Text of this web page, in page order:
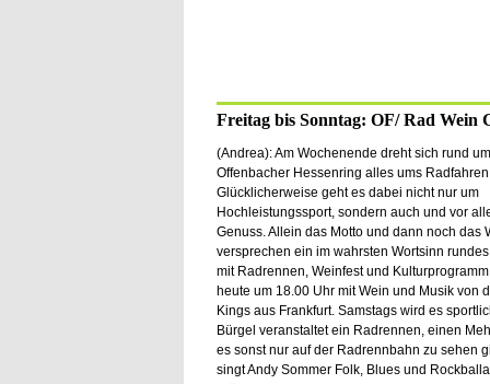
Freitag bis Sonntag: OF/ Rad Wein
(Andrea): Am Wochenende dreht sich rund
Offenbacher Hessenring alles ums
Glücklicherweise geht es dabei nicht nur um
Hochleistungssport, sondern auch und vor
Genuss. Allein das Motto und dann noch das
versprechen ein im wahrsten Wortsinn
mit Radrennen, Weinfest und
heute um 18.00 Uhr mit Wein und Musik von
Kings aus Frankfurt. Samstags wird es
Bürgel veranstaltet ein Radrennen, einen
es sonst nur auf der Radrennbahn zu sehen
singt Andy Sommer Folk, Blues und